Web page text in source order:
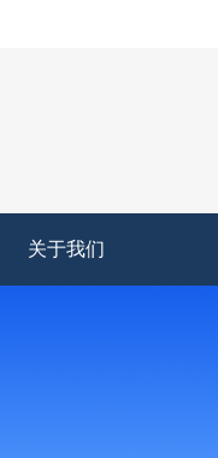
关于我们